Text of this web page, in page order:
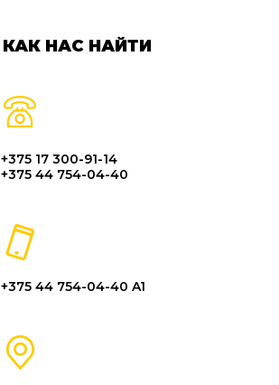
КАК НАС НАЙТИ
+375 17 300-91-14
+375 44 754-04-40
+375 44 754-04-40 A1